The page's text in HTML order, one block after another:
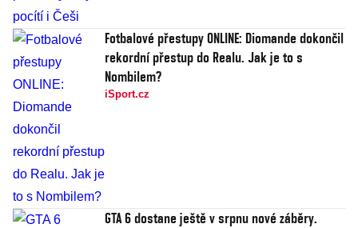
Fotbalové přestupy ONLINE: Diomande dokončil
rekordní přestup do Realu. Jak je to s
Nombilem?
iSport.cz
GTA 6 dostane ještě v srpnu nové záběry.